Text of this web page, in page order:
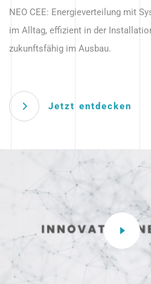
beginnt
NEO CEE: Energieverteilung mit
im Alltag, effizient in der
zukunftsfähig im Ausbau.
Jetzt entdecken
Anwendungen – robust, IP-
zukunftsfähig.